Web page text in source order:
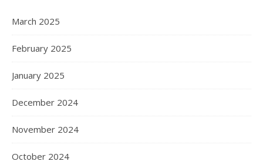
March 2025
February 2025
January 2025
December 2024
November 2024
October 2024